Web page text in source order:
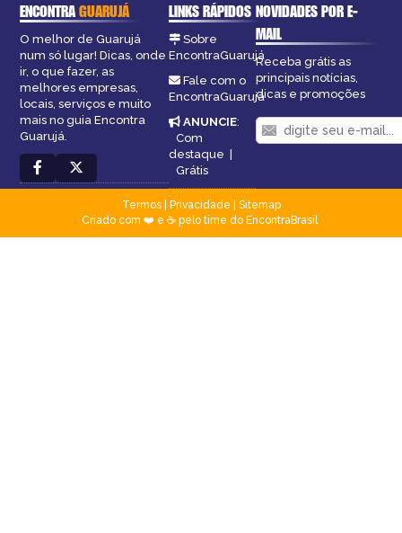
ENCONTRAGUARUJÁ
O melhor de Guarujá
num só lugar! Dicas, onde
ir, o que fazer, as
melhores empresas,
locais, serviços e muito
mais no guia Encontra
Guarujá.
LINKS RÁPIDOS
Sobre
EncontraGuarujá
Fale com o
EncontraGuarujá
ANUNCIE:
Com
destaque |
Grátis
NOVIDADES POR E-
MAIL
Receba grátis as
principais notícias,
dicas e promoções
Termos| Privacidade
Sitemap
Criado com ❤️ e ☕ pelo time do EncontraBrasil